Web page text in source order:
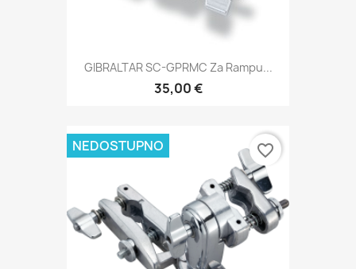
GIBRALTAR SC-GPRMC Za Rampu...
35,00 €
NEDOSTUPNO favorite_border